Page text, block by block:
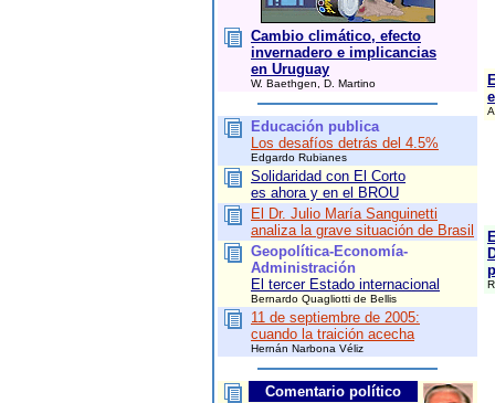
Cambio climático, efecto
invernadero e implicancias
en Uruguay
W. Baethgen, D. Martino
Educación publica
Los desafíos detrás del 4.5%
Edgardo Rubianes
Solidaridad con El Corto
es ahora y en el BROU
El Dr. Julio María Sanguinetti
analiza la grave situación de Brasil
Geopolítica-Economía-
Administración
El tercer Estado internacional
Bernardo Quagliotti de Bellis
11 de septiembre de 2005:
cuando la traición acecha
Hernán Narbona Véliz
Comentario político